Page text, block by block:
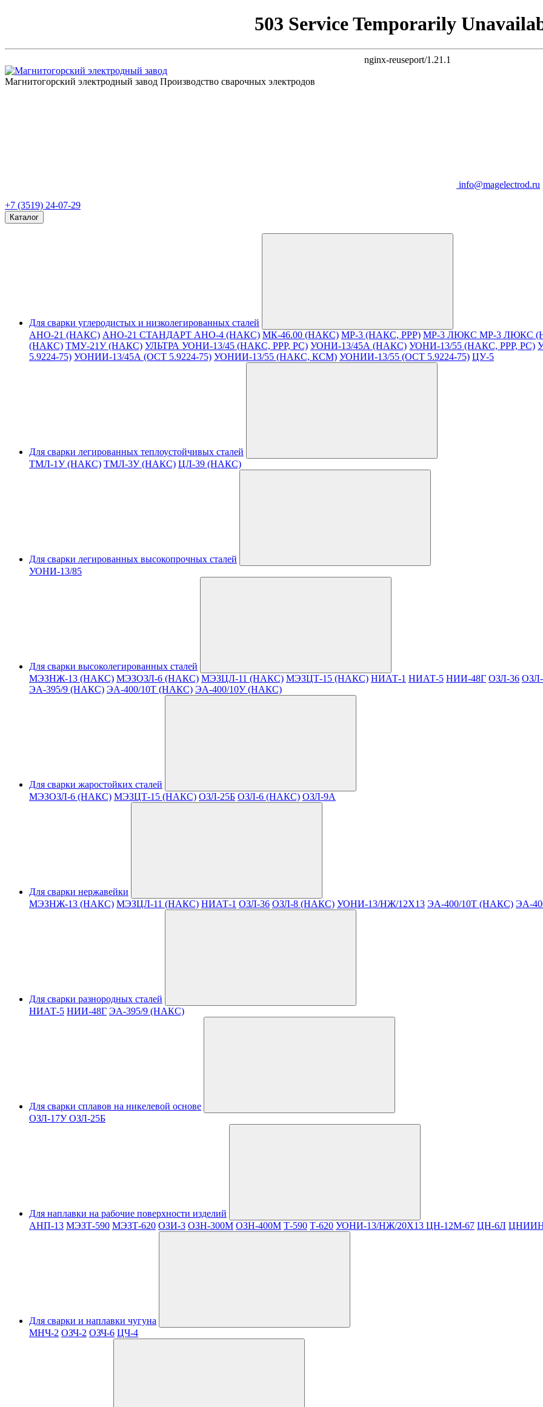
503 Service Temporarily
nginx-reuseport/1.21.1
Магнитогорский электродный завод Производство сварочных электродов
info@magelectrod.ru
+7 (3519) 24-07-29
Каталог
Для сварки углеродистых и низколегированных сталей
АНО-21 (НАКС) АНО-21 СТАНДАРТ АНО-4 (НАКС) МК-46.00 (НАКС) МР-3 (НАКС, РРР) МР-3 ЛЮКС МР-3 ЛЮКС
(НАКС) ТМУ-21У (НАКС) УЛЬТРА УОНИ-13/45 (НАКС, РРР, РС) УОНИ-13/45А (НАКС) УОНИ-13/55 (НАКС, РРР, РС)
5.9224-75) УОНИИ-13/45А (ОСТ 5.9224-75) УОНИИ-13/55 (НАКС, КСМ) УОНИИ-13/55 (ОСТ 5.9224-75) ЦУ-5
Для сварки легированных теплоустойчивых сталей
ТМЛ-1У (НАКС) ТМЛ-3У (НАКС) ЦЛ-39 (НАКС)
Для сварки легированных высокопрочных сталей
УОНИ-13/85
Для сварки высоколегированных сталей
МЭЗНЖ-13 (НАКС) МЭЗОЗЛ-6 (НАКС) МЭЗЦЛ-11 (НАКС) МЭЗЦТ-15 (НАКС) НИАТ-1 НИАТ-5 НИИ-48Г ОЗЛ-36
ЭА-395/9 (НАКС) ЭА-400/10T (НАКС) ЭА-400/10У (НАКС)
Для сварки жаростойких сталей
МЭЗОЗЛ-6 (НАКС) МЭЗЦТ-15 (НАКС) ОЗЛ-25Б ОЗЛ-6 (НАКС) ОЗЛ-9А
Для сварки нержавейки
МЭЗНЖ-13 (НАКС) МЭЗЦЛ-11 (НАКС) НИАТ-1 ОЗЛ-36 ОЗЛ-8 (НАКС) УОНИ-13/НЖ/12Х13 ЭА-400/10T (НАКС) ЭА-
Для сварки разнородных сталей
НИАТ-5 НИИ-48Г ЭА-395/9 (НАКС)
Для сварки сплавов на никелевой основе
ОЗЛ-17УОЗЛ-25Б
Для наплавки на рабочие поверхности изделий
АНП-13 МЭЗТ-590 МЭЗТ-620 ОЗИ-3 ОЗН-300М ОЗН-400М Т-590 Т-620 УОНИ-13/НЖ/20Х13 ЦН-12М-67 ЦН-6Л
Для сварки и наплавки чугуна
МНЧ-2 ОЗЧ-2 ОЗЧ-6 ЦЧ-4